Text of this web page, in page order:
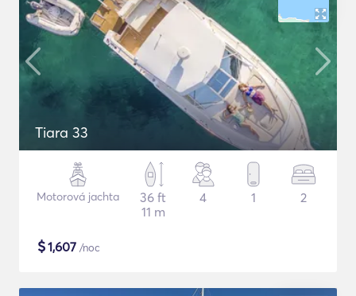
Tiara 33
Motorová jachta
36 ft
11 m
4 1 2
$1,607 /noc